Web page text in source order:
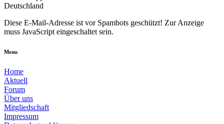
Deutschland
Diese E-Mail-Adresse ist vor Spambots geschützt! Zur Anzeige
muss JavaScript eingeschaltet sein.
Menu
Home
Aktuell
Forum
Über uns
Mitgliedschaft
Impressum